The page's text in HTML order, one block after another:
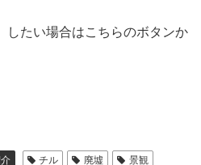
したい場合はこちらのボタンか
チル 廃墟 景観